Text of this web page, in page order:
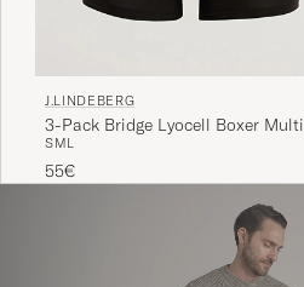
J.LINDEBERG
3-Pack Bridge Lyocell Boxer Multi
SML
55€